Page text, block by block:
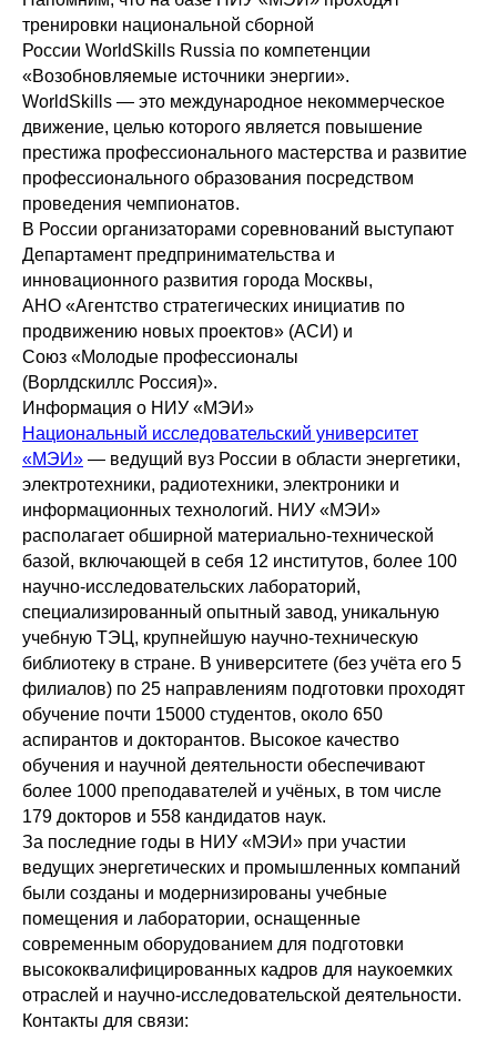
тренировки национальной сборной
России WorldSkills Russia по компетенции
«Возобновляемые источники энергии».
WorldSkills — это международное некоммерческое
движение, целью которого является повышение
престижа профессионального мастерства и развитие
профессионального образования посредством
проведения чемпионатов.
В России организаторами соревнований выступают
Департамент предпринимательства и
инновационного развития города Москвы,
АНО «Агентство стратегических инициатив по
продвижению новых проектов» (АСИ) и
Союз «Молодые профессионалы
(Ворлдскиллс Россия)».
Информация о НИУ «МЭИ»
Национальный исследовательский университет
«МЭИ» — ведущий вуз России в области энергетики,
электротехники, радиотехники, электроники и
информационных технологий. НИУ «МЭИ»
располагает обширной материально-технической
базой, включающей в себя 12 институтов, более 100
научно-исследовательских лабораторий,
специализированный опытный завод, уникальную
учебную ТЭЦ, крупнейшую научно-техническую
библиотеку в стране. В университете (без учёта его 5
филиалов) по 25 направлениям подготовки проходят
обучение почти 15000 студентов, около 650
аспирантов и докторантов. Высокое качество
обучения и научной деятельности обеспечивают
более 1000 преподавателей и учёных, в том числе
179 докторов и 558 кандидатов наук.
За последние годы в НИУ «МЭИ» при участии
ведущих энергетических и промышленных компаний
были созданы и модернизированы учебные
помещения и лаборатории, оснащенные
современным оборудованием для подготовки
высококвалифицированных кадров для наукоемких
отраслей и научно-исследовательской деятельности.
Контакты для связи: